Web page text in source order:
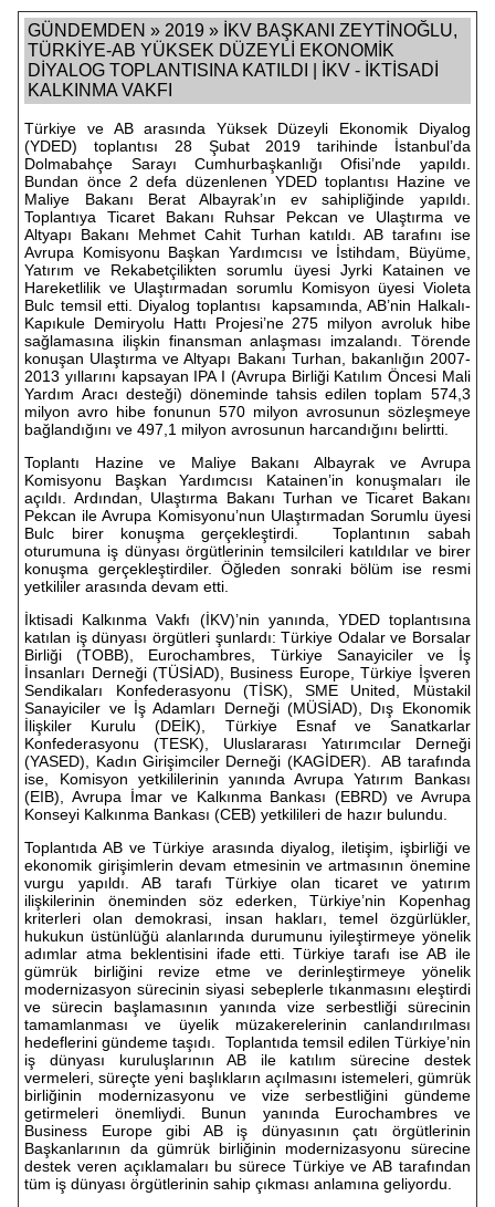
GÜNDEMDEN » 2019 » İKV BAŞKANI ZEYTİNOĞLU,
TÜRKİYE-AB YÜKSEK DÜZEYLİ EKONOMİK
DİYALOG TOPLANTISINA KATILDI | İKV - İKTİSADİ
KALKINMA VAKFI
Türkiye ve AB arasında Yüksek Düzeyli Ekonomik Diyalog
(YDED) toplantısı 28 Şubat 2019 tarihinde İstanbul’da
Dolmabahçe Sarayı Cumhurbaşkanlığı Ofisi’nde yapıldı.
Bundan önce 2 defa düzenlenen YDED toplantısı Hazine ve
Maliye Bakanı Berat Albayrak’ın ev sahipliğinde yapıldı.
Toplantıya Ticaret Bakanı Ruhsar Pekcan ve Ulaştırma ve
Altyapı Bakanı Mehmet Cahit Turhan katıldı. AB tarafını ise
Avrupa Komisyonu Başkan Yardımcısı ve İstihdam, Büyüme,
Yatırım ve Rekabetçilikten sorumlu üyesi Jyrki Katainen ve
Hareketlilik ve Ulaştırmadan sorumlu Komisyon üyesi Violeta
Bulc temsil etti. Diyalog toplantısı kapsamında, AB’nin Halkalı-
Kapıkule Demiryolu Hattı Projesi’ne 275 milyon avroluk hibe
sağlamasına ilişkin finansman anlaşması imzalandı. Törende
konuşan Ulaştırma ve Altyapı Bakanı Turhan, bakanlığın 2007-
2013 yıllarını kapsayan IPA I (Avrupa Birliği Katılım Öncesi Mali
Yardım Aracı desteği) döneminde tahsis edilen toplam 574,3
milyon avro hibe fonunun 570 milyon avrosunun sözleşmeye
bağlandığını ve 497,1 milyon avrosunun harcandığını belirtti.
Toplantı Hazine ve Maliye Bakanı Albayrak ve Avrupa
Komisyonu Başkan Yardımcısı Katainen’in konuşmaları ile
açıldı. Ardından, Ulaştırma Bakanı Turhan ve Ticaret Bakanı
Pekcan ile Avrupa Komisyonu’nun Ulaştırmadan Sorumlu üyesi
Bulc birer konuşma gerçekleştirdi. Toplantının sabah
oturumuna iş dünyası örgütlerinin temsilcileri katıldılar ve birer
konuşma gerçekleştirdiler. Öğleden sonraki bölüm ise resmi
yetkililer arasında devam etti.
İktisadi Kalkınma Vakfı (İKV)’nin yanında, YDED toplantısına
katılan iş dünyası örgütleri şunlardı: Türkiye Odalar ve Borsalar
Birliği (TOBB), Eurochambres, Türkiye Sanayiciler ve İş
İnsanları Derneği (TÜSİAD), Business Europe, Türkiye İşveren
Sendikaları Konfederasyonu (TİSK), SME United, Müstakil
Sanayiciler ve İş Adamları Derneği (MÜSİAD), Dış Ekonomik
İlişkiler Kurulu (DEİK), Türkiye Esnaf ve Sanatkarlar
Konfederasyonu (TESK), Uluslararası Yatırımcılar Derneği
(YASED), Kadın Girişimciler Derneği (KAGİDER). AB tarafında
ise, Komisyon yetkililerinin yanında Avrupa Yatırım Bankası
(EIB), Avrupa İmar ve Kalkınma Bankası (EBRD) ve Avrupa
Konseyi Kalkınma Bankası (CEB) yetkilileri de hazır bulundu.
Toplantıda AB ve Türkiye arasında diyalog, iletişim, işbirliği ve
ekonomik girişimlerin devam etmesinin ve artmasının önemine
vurgu yapıldı. AB tarafı Türkiye olan ticaret ve yatırım
ilişkilerinin öneminden söz ederken, Türkiye’nin Kopenhag
kriterleri olan demokrasi, insan hakları, temel özgürlükler,
hukukun üstünlüğü alanlarında durumunu iyileştirmeye yönelik
adımlar atma beklentisini ifade etti. Türkiye tarafı ise AB ile
gümrük birliğini revize etme ve derinleştirmeye yönelik
modernizasyon sürecinin siyasi sebeplerle tıkanmasını eleştirdi
ve sürecin başlamasının yanında vize serbestliği sürecinin
tamamlanması ve üyelik müzakerelerinin canlandırılması
hedeflerini gündeme taşıdı. Toplantıda temsil edilen Türkiye’nin
iş dünyası kuruluşlarının AB ile katılım sürecine destek
vermeleri, süreçte yeni başlıkların açılmasını istemeleri, gümrük
birliğinin modernizasyonu ve vize serbestliğini gündeme
getirmeleri önemliydi. Bunun yanında Eurochambres ve
Business Europe gibi AB iş dünyasının çatı örgütlerinin
Başkanlarının da gümrük birliğinin modernizasyonu sürecine
destek veren açıklamaları bu sürece Türkiye ve AB tarafından
tüm iş dünyası örgütlerinin sahip çıkması anlamına geliyordu.